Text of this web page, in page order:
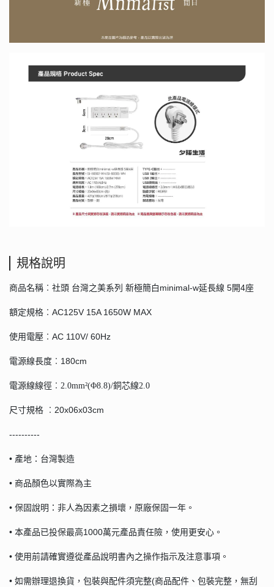
規格說明
商品名稱︰社頭 台灣之美系列 新極簡白minimal-w延長線 5開4座
額定規格︰AC125V 15A 1650W MAX
使用電壓︰AC 110V/ 60Hz
電源線長度︰180cm
電源線線徑︰2.0mm²(Φ8.8)/銅芯線2.0
尺寸規格 ︰20x06x03cm
----------
• 產地：台灣製造
• 商品顏色以實際為主
• 保固說明：非人為因素之損壞，原廠保固一年。
• 本產品已投保最高1000萬元產品責任險，使用更安心。
• 使用前請確實遵從產品說明書內之操作指示及注意事項。
• 如需辦理退換貨，包裝與配件須完整(商品配件、包裝完整，無刮